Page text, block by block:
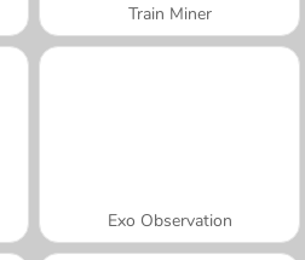
Train Miner
Exo Observation